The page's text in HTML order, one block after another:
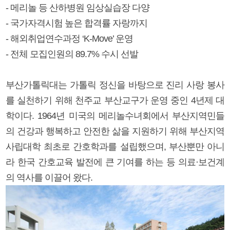
- 메리놀 등 산하병원 임상실습장 다양
- 국가자격시험 높은 합격률 자랑까지
- 해외취업연수과정 ‘K-Move’ 운영
- 전체 모집인원의 89.7% 수시 선발
부산가톨릭대는 가톨릭 정신을 바탕으로 진리 사랑 봉사
를 실천하기 위해 천주교 부산교구가 운영 중인 4년제 대
학이다. 1964년 미국의 메리놀수녀회에서 부산지역민들
의 건강과 행복하고 안전한 삶을 지원하기 위해 부산지역
사립대학 최초로 간호학과를 설립했으며, 부산뿐만 아니
라 한국 간호교육 발전에 큰 기여를 하는 등 의료·보건계
의 역사를 이끌어 왔다.